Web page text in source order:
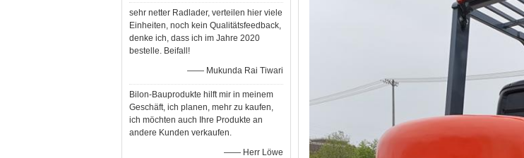
sehr netter Radlader, verteilen hier viele
Einheiten, noch kein Qualitätsfeedback,
denke ich, dass ich im Jahre 2020
bestelle. Beifall!
—— Mukunda Rai Tiwari
Bilon-Bauprodukte hilft mir in meinem
Geschäft, ich planen, mehr zu kaufen,
ich möchten auch Ihre Produkte an
andere Kunden verkaufen.
—— Herr Löwe